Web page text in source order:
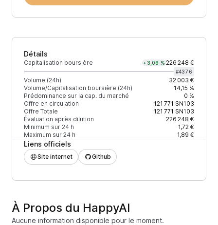
Détails
Capitalisation boursière +3,06 % 226 248 €
#4376
Volume (24h)
32 003 €
Volume/Capitalisation boursière (24h)
14,15 %
Prédominance sur la cap. du marché
0 %
Offre en circulation
121 771 SN103
Offre Totale
121 771 SN103
Évaluation après dilution
226 248 €
Minimum sur 24 h
1,72 €
Maximum sur 24 h
1,89 €
Liens officiels
Site internet Github
À Propos du HappyAI
Aucune information disponible pour le moment.